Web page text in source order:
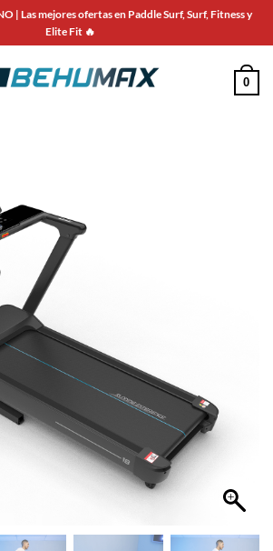
| Las mejores ofertas en Paddle Surf, Surf, Fitness y
Elite Fit 🔥
0